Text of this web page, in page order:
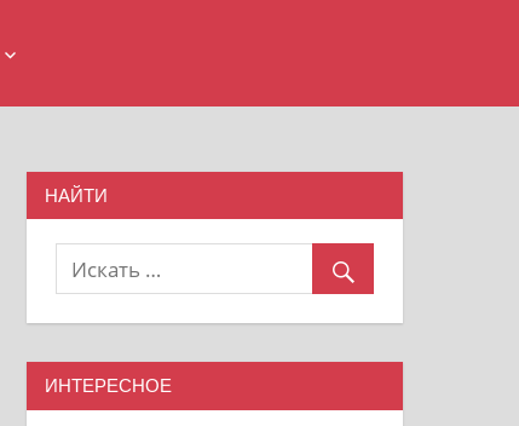
НАЙТИ
ИНТЕРЕСНОЕ